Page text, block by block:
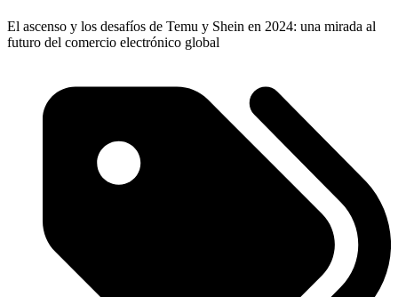
El ascenso y los desafíos de Temu y Shein en 2024: una mirada al
futuro del comercio electrónico global